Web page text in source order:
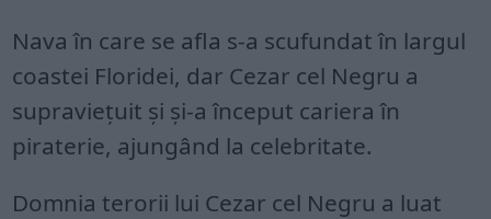
Nava în care se afla s-a scufundat în largul
coastei Floridei, dar Cezar cel Negru a
supraviețuit și și-a început cariera în
piraterie, ajungând la celebritate.
Domnia terorii lui Cezar cel Negru a luat